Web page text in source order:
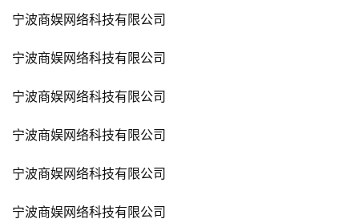
业
界
机
戏
单
游
宁波商娱网络科技有限公司
宁波商娱网络科技有限公司
宁波商娱网络科技有限公司
宁波商娱网络科技有限公司
宁波商娱网络科技有限公司
宁波商娱网络科技有限公司